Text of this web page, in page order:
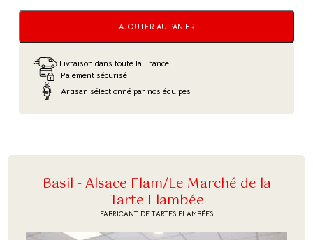
COCO
RÉFRACTAIRE
AJOUTER AU PANIER
Livraison dans toute la France
Paiement sécurisé
Artisan sélectionné par nos équipes
Basil - Alsace Flam/Le Marché de la
Tarte Flambée
FABRICANT DE TARTES FLAMBÉES